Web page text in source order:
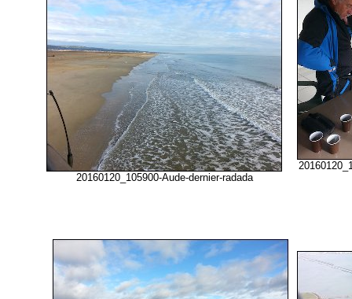
20160120_105900-Aude-dernier-radada